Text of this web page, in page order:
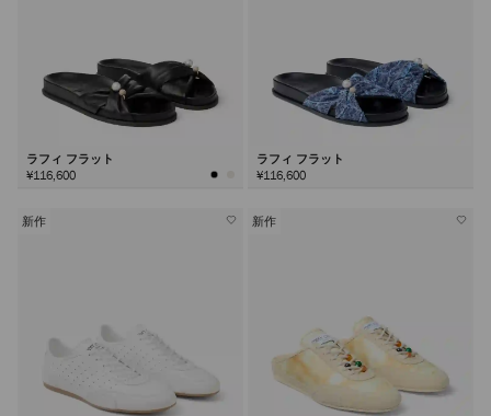
ラフィ フラット
¥116,600
ラフィ フラット
¥116,600
新作 新作